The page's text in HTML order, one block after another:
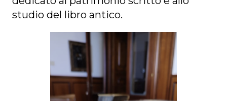
studio del libro antico.